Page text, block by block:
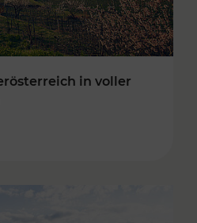
in voller